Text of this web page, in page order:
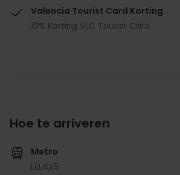
Valencia Tourist Card Korting
10% Korting VLC Tourist Card
Hoe te arriveren
Metro
L1,L4,L5